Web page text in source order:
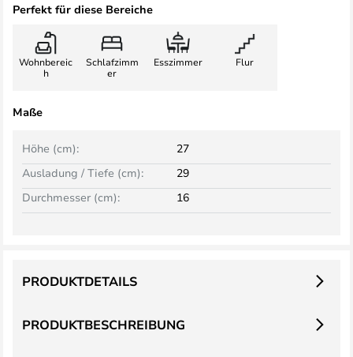
Perfekt für diese Bereiche
Wohnbereic
h
Schlafzimm
er
Esszimmer Flur
Maße
Höhe (cm):
27
Ausladung / Tiefe (cm):
29
Durchmesser (cm):
16
PRODUKTBESCHREIBUNG
PRODUKTDETAILS